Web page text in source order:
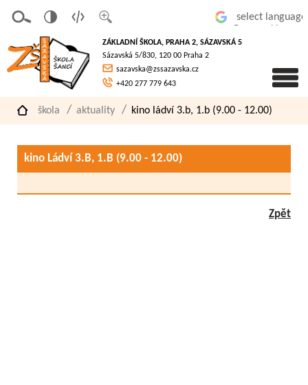
písmo
á
verze
pro
slaboz
raké
ZÁKLADNÍ ŠKOLA, PRAHA 2, SÁZAVSKÁ 5
Sázavská 5/830, 120 00 Praha 2
sazavska@zssazavska.cz
+420 277 779 643
škola aktuality kino ládví 3.b, 1.b (9.00 - 12.00)
kino Ládví 3.B, 1.B (9.00 - 12.00)
Zpět